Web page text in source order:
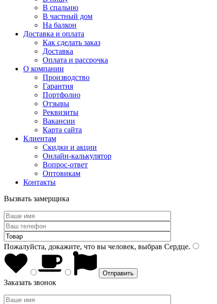
В спальню
В частный дом
На балкон
Доставка и оплата
Как сделать заказ
Доставка
Оплата и рассрочка
О компании
Производство
Гарантия
Портфолио
Отзывы
Реквизиты
Вакансии
Карта сайта
Клиентам
Скидки и акции
Онлайн-калькулятор
Вопрос-ответ
Оптовикам
Контакты
Вызвать замерщика
Пожалуйста, докажите, что вы человек, выбрав Сердце.
Заказать звонок